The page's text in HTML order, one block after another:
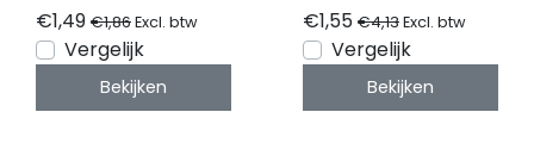
COB - ip20
€1,49 €1,86Excl. btw
Vergelijk
Bekijken
€1,55 €4,13Excl. btw
Vergelijk
Bekijken